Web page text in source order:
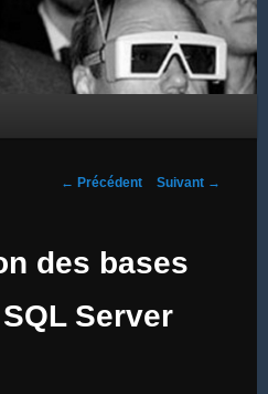
Navigation des articles
← Précédent Suivant →
des bases
Server